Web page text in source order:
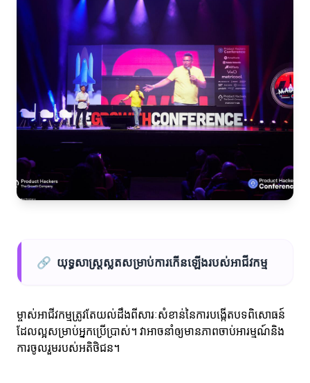
🔗 យុទ្ធសាស្ត្រស្លតសម្រាប់ការកើនឡើងរបស់អាជីវកម្ម
ម្ចាស់អាជីវកម្មត្រូវតែយល់ដឹងពីសារៈសំខាន់នៃការបង្កើតបទពិសោធន៍
ដែលល្អសម្រាប់អ្នកប្រើប្រាស់។ វាអាចនាំឲ្យមានភាពចាប់អារម្មណ៍និង
ការចូលរួមរបស់អតិថិជន។